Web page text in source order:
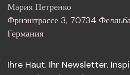
Мария Петренко
Фризштрассе 3, 70734
Германия
Ihre Haut. Ihr Newsletter.